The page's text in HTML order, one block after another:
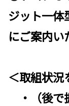
ジット一体
にご案内い
＜取組状況
・（後で